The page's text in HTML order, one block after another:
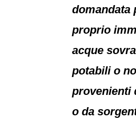
domandata
proprio
acque
potabili o
provenienti
o da